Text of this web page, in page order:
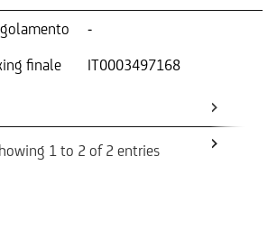
-
finale IT0003497168
1 to 2 of 2 entries